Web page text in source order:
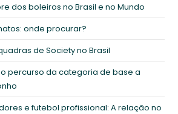
dos boleiros no Brasil e no Mundo
onde procurar?
de Society no Brasil
percurso da categoria de base a
e futebol profissional: A relação no